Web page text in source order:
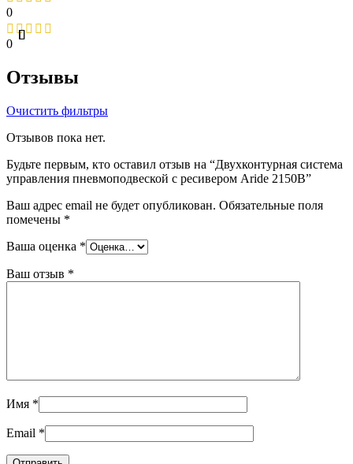
0
0
Отзывы
Очистить фильтры
Отзывов пока нет.
Будьте первым, кто оставил отзыв на “Двухконтурная система
управления пневмоподвеской с ресивером Aride 2150В”
Ваш адрес email не будет опубликован. Обязательные поля
помечены *
Ваша оценка *
Ваш отзыв *
Имя *
Email *